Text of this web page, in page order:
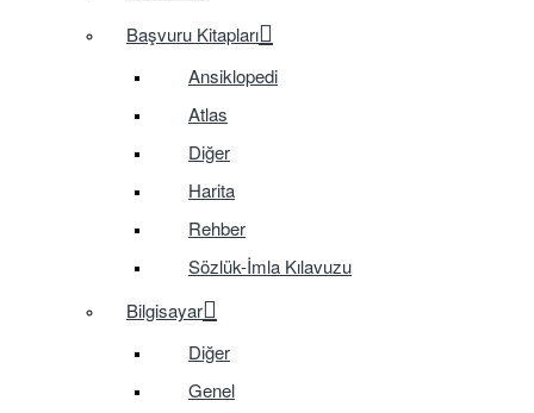
Başvuru Kitapları
Ansiklopedi
Atlas
Diğer
Harita
Rehber
Sözlük-İmla Kılavuzu
Bilgisayar
Diğer
Genel